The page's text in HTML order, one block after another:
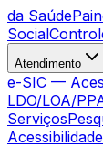
da Saúde
Social
Atendimento
e-SIC —
LDO/LOA/
Serviços
Acessibilidade